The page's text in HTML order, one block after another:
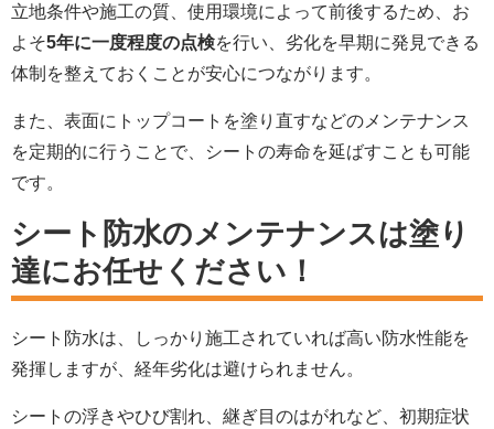
立地条件や施工の質、使用環境によって前後するため、お
よそ5年に一度程度の点検を行い、劣化を早期に発見できる
体制を整えておくことが安心につながります。
また、表面にトップコートを塗り直すなどのメンテナンス
を定期的に行うことで、シートの寿命を延ばすことも可能
です。
シート防水のメンテナンスは塗り
達にお任せください！
シート防水は、しっかり施工されていれば高い防水性能を
発揮しますが、経年劣化は避けられません。
シートの浮きやひび割れ、継ぎ目のはがれなど、初期症状